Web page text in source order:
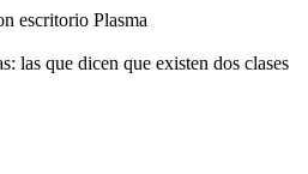
escritorio Plasma
las que dicen que existen dos clases